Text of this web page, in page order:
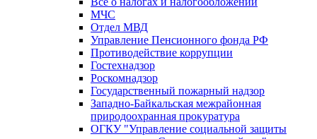
МЧС
Отдел МВД
Управление Пенсионного фонда РФ
Противодействие коррупции
Гостехнадзор
Роскомнадзор
Государственный пожарный надзор
Западно-Байкальская межрайонная
природоохранная прокуратура
ОГКУ "Управление социальной защиты